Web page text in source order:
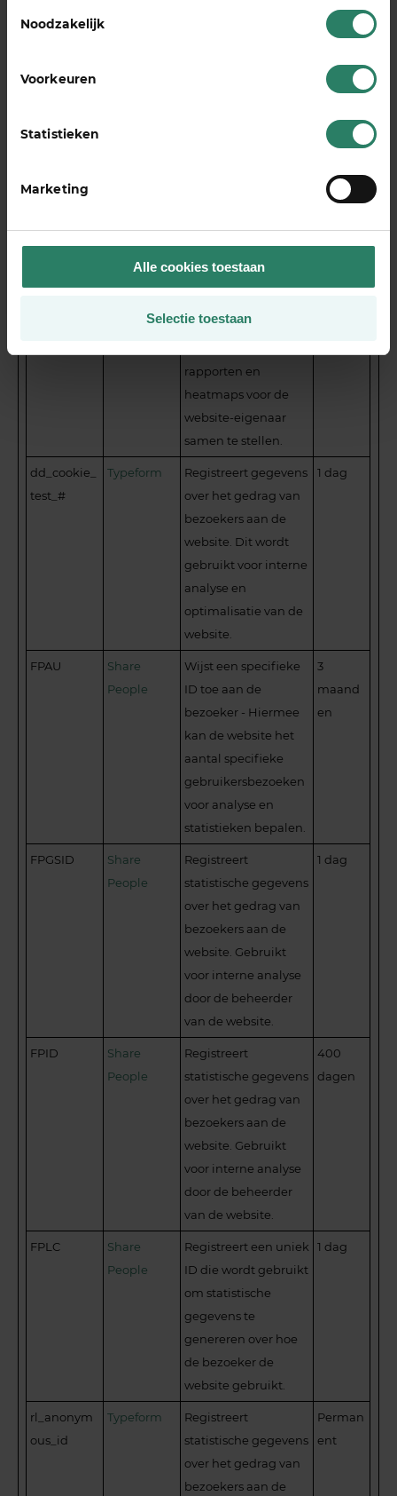
Noodzakelijk
Voorkeuren
Statistieken
Marketing
Alle cookies toestaan
Selectie toestaan
over de navigatie en
gebruikt om
rapporten en
heatmaps voor de
website-eigenaar
samen te stellen.
dd_cookie_
test_#
Typeform
Registreert gegevens
over het gedrag van
bezoekers aan de
website. Dit wordt
gebruikt voor interne
analyse en
optimalisatie van de
website.
1 dag
FPAU
Share
People
Wijst een specifieke
ID toe aan de
bezoeker - Hiermee
kan de website het
aantal specifieke
gebruikersbezoeken
voor analyse en
statistieken bepalen.
3
maand
en
FPGSID
Share
People
Registreert
statistische gegevens
over het gedrag van
bezoekers aan de
website. Gebruikt
voor interne analyse
door de beheerder
van de website.
1 dag
FPID
Share
People
Registreert
statistische gegevens
over het gedrag van
bezoekers aan de
website. Gebruikt
voor interne analyse
door de beheerder
van de website.
400
dagen
FPLC
Share
People
Registreert een uniek
ID die wordt gebruikt
om statistische
gegevens te
genereren over hoe
de bezoeker de
website gebruikt.
1 dag
rl_anonym
ous_id
Typeform
Registreert
statistische gegevens
over het gedrag van
bezoekers aan de
Perman
ent